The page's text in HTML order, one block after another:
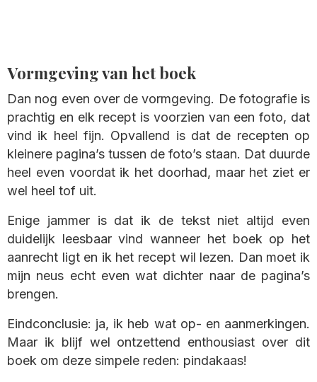
Vormgeving van het boek
Dan nog even over de vormgeving. De fotografie is
prachtig en elk recept is voorzien van een foto, dat
vind ik heel fijn. Opvallend is dat de recepten op
kleinere pagina’s tussen de foto’s staan. Dat duurde
heel even voordat ik het doorhad, maar het ziet er
wel heel tof uit.
Enige jammer is dat ik de tekst niet altijd even
duidelijk leesbaar vind wanneer het boek op het
aanrecht ligt en ik het recept wil lezen. Dan moet ik
mijn neus echt even wat dichter naar de pagina’s
brengen.
Eindconclusie: ja, ik heb wat op- en aanmerkingen.
Maar ik blijf wel ontzettend enthousiast over dit
boek om deze simpele reden: pindakaas!